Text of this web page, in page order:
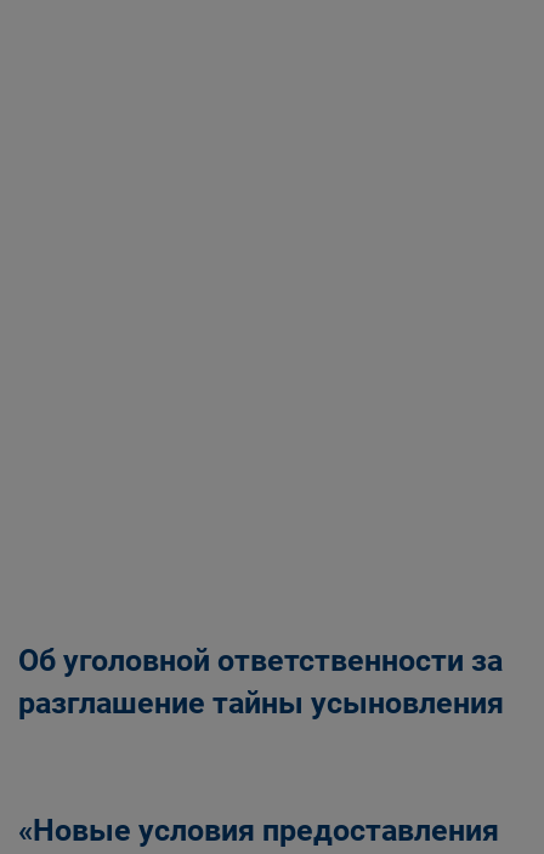
Об уголовной ответственности за
разглашение тайны усыновления
«Новые условия предоставления